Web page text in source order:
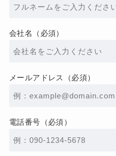
会社名（必須）
メールアドレス（必須）
電話番号（必須）